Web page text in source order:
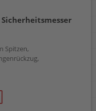
Sicherheitsmesser
Spitzen,